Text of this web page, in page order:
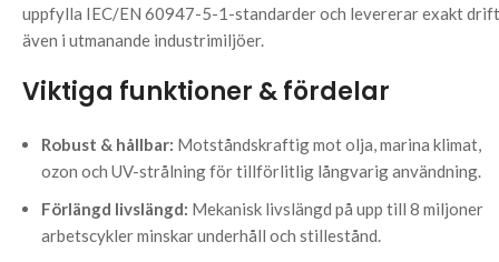
uppfylla IEC/EN 60947-5-1-standarder och levererar exakt drift
även i utmanande industrimiljöer.
Viktiga funktioner & fördelar
Robust & hållbar: Motståndskraftig mot olja, marina klimat,
ozon och UV-strålning för tillförlitlig långvarig användning.
Förlängd livslängd: Mekanisk livslängd på upp till 8 miljoner
arbetscykler minskar underhåll och stillestånd.